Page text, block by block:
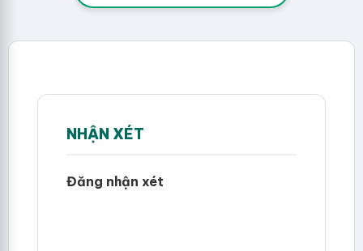
NHẬN XÉT
Đăng nhận xét